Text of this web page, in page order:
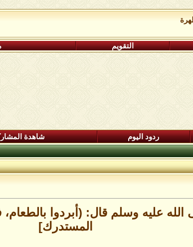
التقويم
ردود اليوم شاهدة
عليه وسلم قال: (أبردوا بالطعام،
المستدرك]